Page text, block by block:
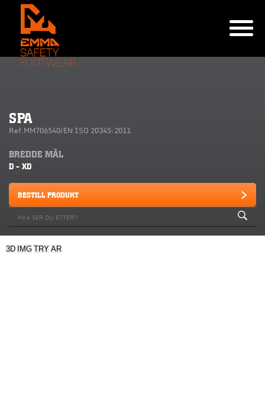
SPA
Ref.MM706540/EN ISO 20345:2011
BREDDE MÅL
D - XD
BESTILL PRODUKT
3D IMG TRY AR